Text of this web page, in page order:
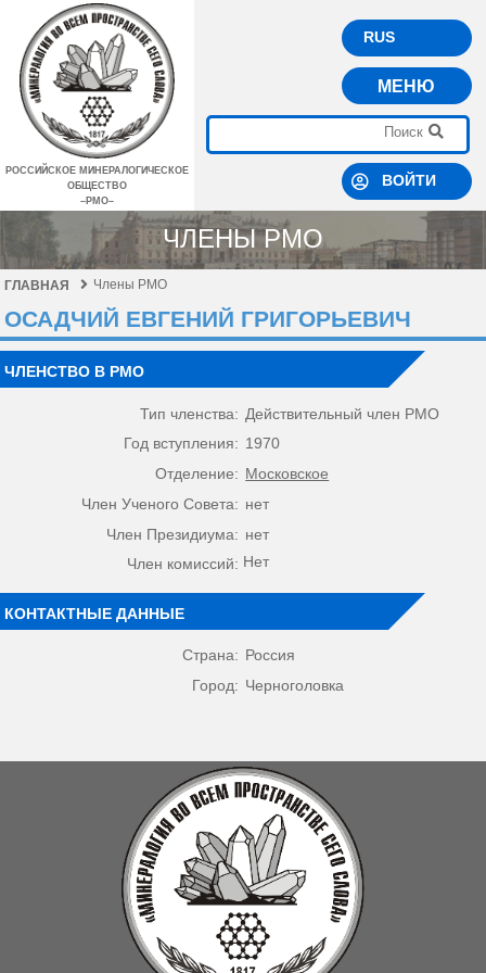
РОССИЙСКОЕ МИНЕРАЛОГИЧЕСКОЕ
ОБЩЕСТВО
–РМО–
RUS
МЕНЮ
ВОЙТИ
ЧЛЕНЫ РМО
ГЛАВНАЯ Члены РМО
ОСАДЧИЙ ЕВГЕНИЙ ГРИГОРЬЕВИЧ
ЧЛЕНСТВО В РМО
Тип членства: Действительный член РМО
Год вступления: 1970
Отделение: Московское
Член Ученого Совета: нет
Член Президиума: нет
Член комиссий: Нет
КОНТАКТНЫЕ ДАННЫЕ
Страна: Россия
Город: Черноголовка